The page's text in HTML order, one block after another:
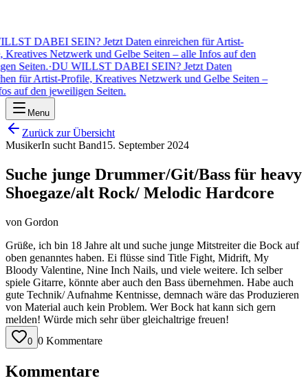
DABEI SEIN? Jetzt Daten einreichen für Artist-
Netzwerk und Gelbe Seiten – alle Infos auf den
Seiten.·DU WILLST DABEI SEIN? Jetzt Daten
für Artist-Profile, Kreatives Netzwerk und Gelbe Seiten –
auf den jeweiligen Seiten.
Menu
Zurück zur Übersicht
MusikerIn sucht Band15. September 2024
Suche junge Drummer/Git/Bass für heavy
Shoegaze/alt Rock/ Melodic Hardcore
von Gordon
Grüße, ich bin 18 Jahre alt und suche junge Mitstreiter die Bock auf
oben genanntes haben. Ei flüsse sind Title Fight, Midrift, My
Bloody Valentine, Nine Inch Nails, und viele weitere. Ich selber
spiele Gitarre, könnte aber auch den Bass übernehmen. Habe auch
gute Technik/ Aufnahme Kentnisse, demnach wäre das Produzieren
von Material auch kein Problem. Wer Bock hat kann sich gern
melden! Würde mich sehr über gleichaltrige freuen!
0 0 Kommentare
Kommentare